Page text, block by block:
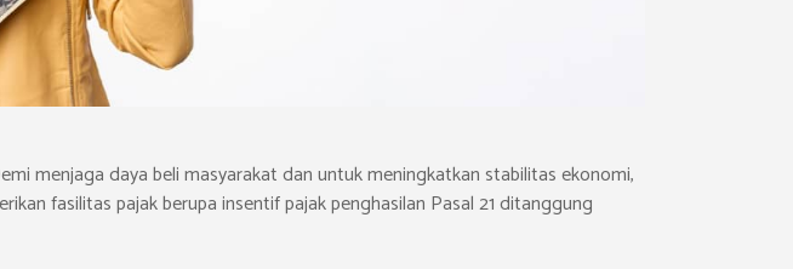
menjaga daya beli masyarakat dan untuk meningkatkan stabilitas ekonomi,
fasilitas pajak berupa insentif pajak penghasilan Pasal 21 ditanggung